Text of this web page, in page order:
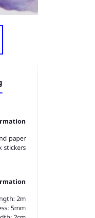
：
paper
stickers
：
2m
5mm